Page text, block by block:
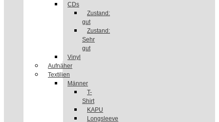
CDs
Zustand:
gut
Zustand:
Sehr
gut
Vinyl
Aufnäher
Textilien
Männer
T-
Shirt
KAPU
Longsleeve